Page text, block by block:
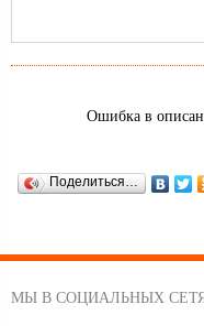
Ошибка в
Поделиться…
МЫ В СОЦИАЛЬНЫХ